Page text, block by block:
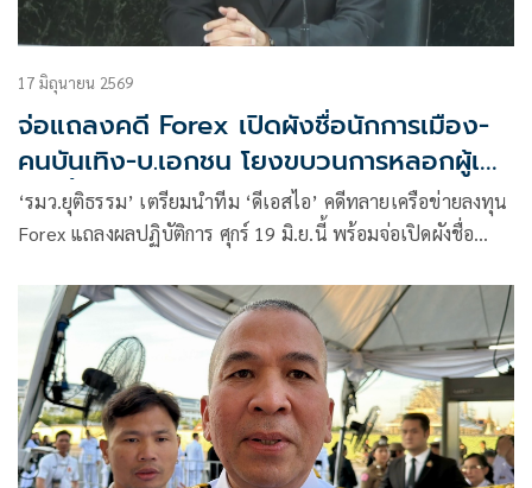
17 มิถุนายน 2569
จ่อแถลงคดี Forex เปิดผังชื่อนักการเมือง-
คนบันเทิง-บ.เอกชน โยงขบวนการหลอกผู้เสีย
หายอื้อ
‘รมว.ยุติธรรม’ เตรียมนำทีม ‘ดีเอสไอ’ คดีทลายเครือข่ายลงทุน
Forex แถลงผลปฏิบัติการ ศุกร์ 19 มิ.ย.นี้ พร้อมจ่อเปิดผังชื่อ
หลอกผู้เสียหายอื้อ ! แย้ม นักการเมืองคนดังอยู่ในฝ่ายค้าน ส่วน
คนดังวงการบันเทิง แว่วสังคมรู้จักชื่อแน่